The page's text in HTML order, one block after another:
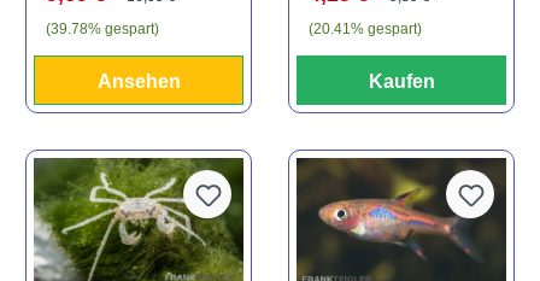
(39.78% gespart)
Ansehen
(20.41% gespart)
Kaufen